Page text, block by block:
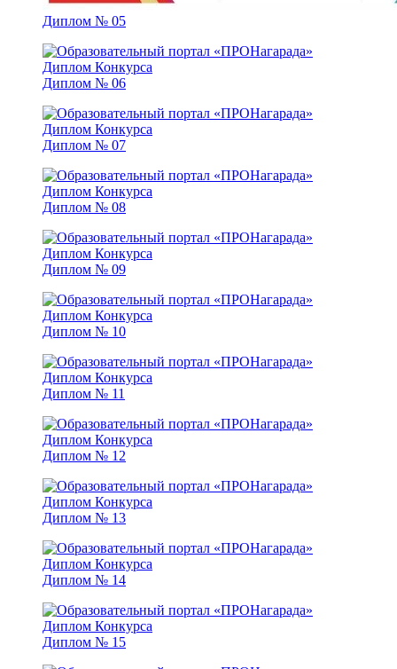
Диплом № 05
Диплом № 06
Диплом № 07
Диплом № 08
Диплом № 09
Диплом № 10
Диплом № 11
Диплом № 12
Диплом № 13
Диплом № 14
Диплом № 15